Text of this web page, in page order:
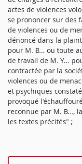
actes de violences
se prononcer sur des
de violences ou de
dénoncé dans la
pour M. B... ou toute
de travail de M. Y...
contractée par la
violences ou de
et psychiques
provoqué
reconnue par M. B...,
les textes précités" ;